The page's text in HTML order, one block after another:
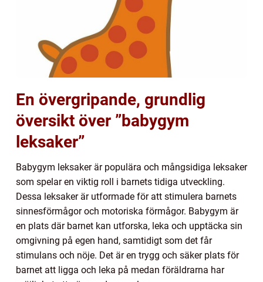
En övergripande, grundlig
översikt över ”babygym
leksaker”
Babygym leksaker är populära och mångsidiga leksaker
som spelar en viktig roll i barnets tidiga utveckling.
Dessa leksaker är utformade för att stimulera barnets
sinnesförmågor och motoriska förmågor. Babygym är
en plats där barnet kan utforska, leka och upptäcka sin
omgivning på egen hand, samtidigt som det får
stimulans och nöje. Det är en trygg och säker plats för
barnet att ligga och leka på medan föräldrarna har